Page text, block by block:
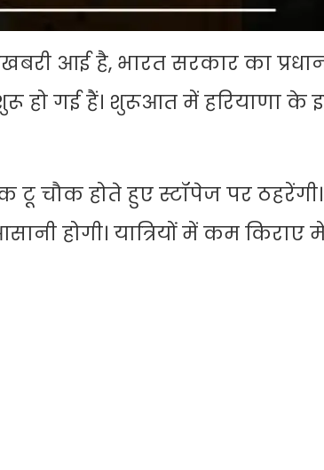
आई है, भारत सरकार का
हो गई हैं। शुरूआत में हरियाणा के
टू चौक होते हुए स्टॉपेज पर
होगी। यात्रियों में कम